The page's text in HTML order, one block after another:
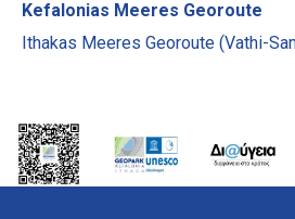
Kefalonias Meeres Georoute
Ithakas Meeres Georoute (Vathi-